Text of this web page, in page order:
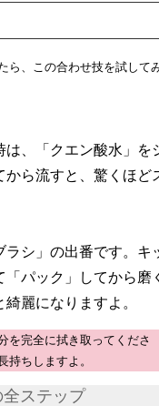
ら、この合わせ技を試して
は、「クエン酸水」を
から流すと、驚くほど
ラシ」の出番です。キ
「パック」してから磨
麗になりますよ。
を完全に拭き取ってくださ
持ちしますよ。
全ステップ